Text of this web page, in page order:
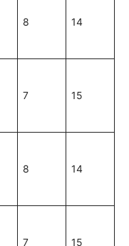
8 14
7 15
8 14
7 15